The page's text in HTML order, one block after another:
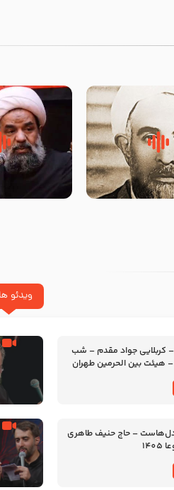
یزید ملعون و
علیهم‌السلام –
سلام جوانی که
السلام خودش
ویدئو ها
– کربلایی جواد مقدم – شب
– حاج حنیف طاهری